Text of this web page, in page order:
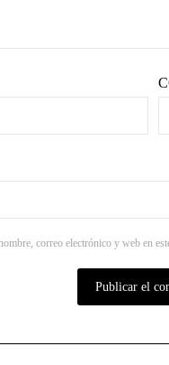
correo electrónico y web en